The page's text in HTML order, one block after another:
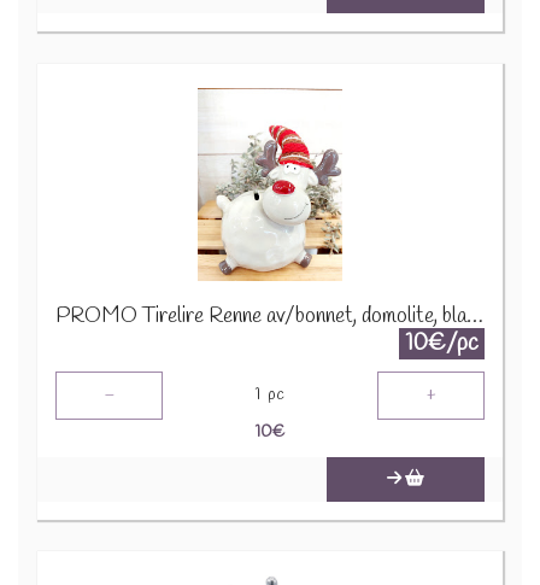
PROMO Tirelire Renne av/bonnet, domolite, blanc, 15x12x23cm A195313 1290
10€/pc
- 1 pc +
10€